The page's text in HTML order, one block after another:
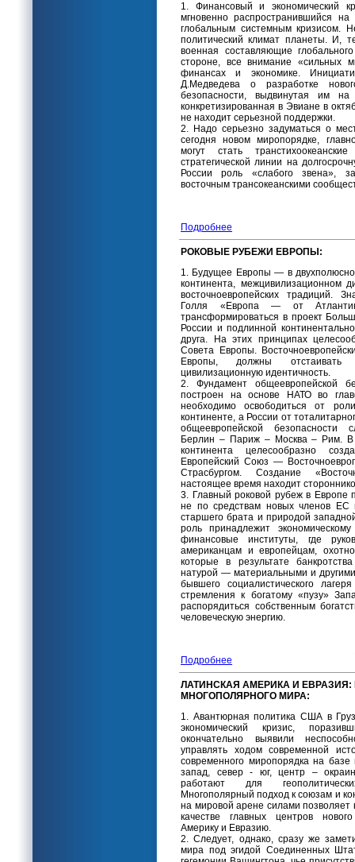
1. Финансовый и экономический
мгновенно распространившийся на
глобальным системным кризисом.
политический климат планеты. И,
военная составляющие
стороне, все внимание «сильных
финансах и экономике.
Д.Медведева о разработке
безопасности, выдвинутая им
конкретизированная в Эвиане в
не находит серьезной поддержки.
2. Надо серьезно задуматься о
сегодня новом миропорядке,
могут стать
стратегической линии на
России роль «слабого звена»,
восточным трансокеанскими
Подробнее
РОКОВЫЕ РУБЕЖИ ЕВРОПЫ:
1. Будущее Европы — в
континента, межцивилизационном
восточноевропейских традиций.
Голля «Европа — от
трансформироваться в проект
России и подлинной
друга. На этих принципах
Совета Европы.
Европы, должны
цивилизационную идентичность.
2. Фундамент общеевропейской
построен на основе НАТО во
необходимо освободиться от
континенте, а России от
общеевропейской безопасности
Берлин – Париж – Москва – Рим. В
континента целесообразно
Европейский Союз —
Страсбургом. Создание
настоящее время находит
3. Главный роковой рубеж в
не по средствам новых членов ЕС
старшего брата и природой
роль принадлежит
финансовые институты, где
американцам и европейцам,
которые в результате
натурой — материальными и
бывшего социалистического
стремления к богатому «пузу»
распорядиться собственным
человеческую энергию.
Подробнее
ЛАТИНСКАЯ АМЕРИКА И
МНОГОПОЛЯРНОГО МИРА:
1. Авантюрная политика США в
экономический кризис,
окончательно выявили
управлять ходом современной
современного миропорядка на базе
запад, север - юг, центр –
работают для
Многополярный подход к союзам и
на мировой арене силами позволяет
качестве главных центров
Америку и Евразию.
2. Следует, однако, сразу же
мира под эгидой Соединенных